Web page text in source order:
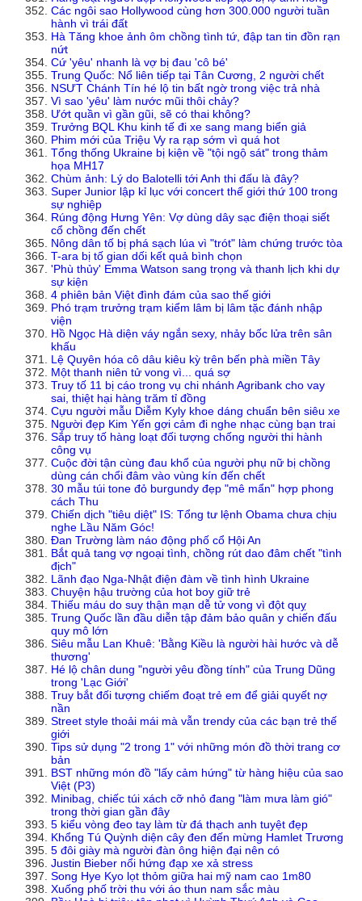
Các ngôi sao Hollywood cùng hơn 300.000 người tuần
hành vì trái đất
Hà Tăng khoe ảnh ôm chồng tình tứ, đập tan tin đồn rạn
nứt
Cứ 'yêu' nhanh là vợ bị đau 'cô bé'
Trung Quốc: Nổ liên tiếp tại Tân Cương, 2 người chết
NSƯT Chánh Tín hé lộ tin bất ngờ trong việc trả nhà
Vì sao 'yêu' làm nước mũi thôi chảy?
Ướt quần vì gần gũi, sẽ có thai không?
Trưởng BQL Khu kinh tế đi xe sang mang biển giả
Phim mới của Triệu Vy ra rạp sớm vì quá hot
Tổng thống Ukraine bị kiện về "tội ngộ sát" trong thảm
họa MH17
Chùm ảnh: Lý do Balotelli tới Anh thi đấu là đây?
Super Junior lập kỉ lục với concert thế giới thứ 100 trong
sự nghiệp
Rúng động Hưng Yên: Vợ dùng dây sạc điện thoại siết
cổ chồng đến chết
Nông dân tố bị phá sạch lúa vì "trót" làm chứng trước tòa
T-ara bị tố gian dối kết quả bình chọn
'Phù thủy' Emma Watson sang trọng và thanh lịch khi dự
sự kiện
4 phiên bản Việt đình đám của sao thế giới
Phó trạm trưởng trạm kiểm lâm bị lâm tặc đánh nhập
viện
Hồ Ngọc Hà diện váy ngắn sexy, nhảy bốc lửa trên sân
khấu
Lệ Quyên hóa cô dâu kiêu kỳ trên bến phà miền Tây
Một thanh niên tử vong vì... quá sợ
Truy tố 11 bị cáo trong vụ chi nhánh Agribank cho vay
sai, thiệt hại hàng trăm tỉ đồng
Cựu người mẫu Diễm Kyly khoe dáng chuẩn bên siêu xe
Người đẹp Kim Yến gợi cảm đi nghe nhạc cùng bạn trai
Sắp truy tố hàng loạt đối tượng chống người thi hành
công vụ
Cuộc đời tận cùng đau khổ của người phụ nữ bị chồng
dùng cán chổi đâm vào vùng kín đến chết
30 mẫu túi tone đỏ burgundy đẹp "mê mẩn" hợp phong
cách Thu
Chiến dịch "tiêu diệt" IS: Tổng tư lệnh Obama chưa chịu
nghe Lầu Năm Góc!
Đan Trường làm náo động phố cổ Hội An
Bắt quả tang vợ ngoại tình, chồng rút dao đâm chết "tình
địch"
Lãnh đạo Nga-Nhật điện đàm về tình hình Ukraine
Chuyện hậu trường của hot boy giữ trẻ
Thiếu máu do suy thận mạn dễ tử vong vì đột quỵ
Trung Quốc lần đầu diễn tập đảm bảo quân y chiến đấu
quy mô lớn
Siêu mẫu Lan Khuê: 'Bằng Kiều là người hài hước và dễ
thương'
Hé lộ chân dung "người yêu đồng tính" của Trung Dũng
trong 'Lạc Giới'
Truy bắt đối tượng chiếm đoạt trẻ em để giải quyết nợ
nần
Street style thoải mái mà vẫn trendy của các bạn trẻ thế
giới
Tips sử dụng "2 trong 1" với những món đồ thời trang cơ
bản
BST những món đồ "lấy cảm hứng" từ hàng hiệu của sao
Việt (P3)
Minibag, chiếc túi xách cỡ nhỏ đang "làm mưa làm gió"
trong thời gian gần đây
5 kiểu vòng đeo tay làm từ đá thạch anh tuyệt đẹp
Khổng Tú Quỳnh diện cây đen đến mừng Hamlet Trương
5 đôi giày mà người đàn ông hiện đại nên có
Justin Bieber nổi hứng đạp xe xả stress
Song Hye Kyo lọt thỏm giữa hai mỹ nam cao 1m80
Xuống phố trời thu với áo thun nam sắc màu